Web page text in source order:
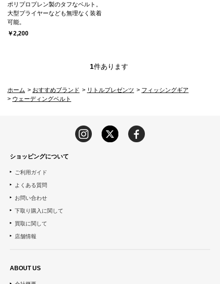
ポリプロプレン製のタフなベルト。
大型プライヤーなども無理なく装着
可能。
￥2,200
1件あります
ホーム > おすすめブランド > リトルプレゼンツ > フィッシングギア
> ウェーディングベルト
ショッピングについて
ご利用ガイド
よくある質問
お問い合わせ
下取り購入に関して
買取に関して
店舗情報
ABOUT US